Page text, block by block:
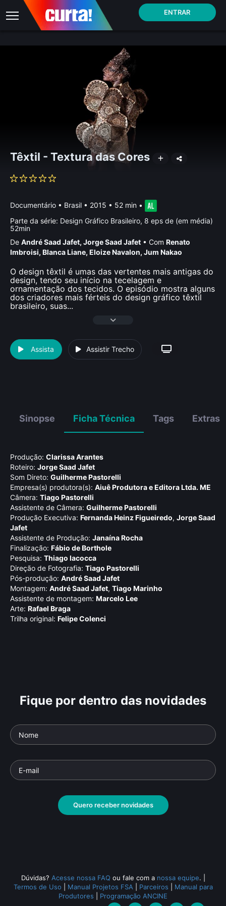
ENTRAR
Têxtil - Textura das Cores
Documentário • Brasil • 2015 • 52 min •
Parte da série: Design Gráfico Brasileiro, 8 eps de (em média)
52min
De André Saad Jafet, Jorge Saad Jafet • Com Renato
Imbroisi, Blanca Liane, Eloize Navalon, Jum Nakao
O design têxtil é umas das vertentes mais antigas do
design, tendo seu início na tecelagem e
ornamentação dos tecidos. O episódio mostra alguns
dos criadores mais férteis do design gráfico têxtil
brasileiro, suas...
Assista Assistir Trecho
Sinopse Ficha Técnica Tags Extras
Produção: Clarissa Arantes
Roteiro: Jorge Saad Jafet
Som Direto: Guilherme Pastorelli
Empresa(s) produtora(s): Aiuê Produtora e Editora Ltda. ME
Câmera: Tiago Pastorelli
Assistente de Câmera: Guilherme Pastorelli
Produção Executiva: Fernanda Heinz Figueiredo, Jorge Saad
Jafet
Assistente de Produção: Janaí­na Rocha
Finalização: Fábio de Borthole
Pesquisa: Thiago Iacocca
Direção de Fotografia: Tiago Pastorelli
Pós-produção: André Saad Jafet
Montagem: André Saad Jafet, Tiago Marinho
Assistente de montagem: Marcelo Lee
Arte: Rafael Braga
Trilha original: Felipe Colenci
Fabio Zimbres
Documentário• DePablo Polo• 26 min •
Fique por dentro das novidades
Quero receber novidades
Dúvidas? Acesse nossa FAQ ou fale com a nossa equipe.
Termos de Uso
Manual Projetos FSA Parceiros
Manual para
Produtores
Programação ANCINE